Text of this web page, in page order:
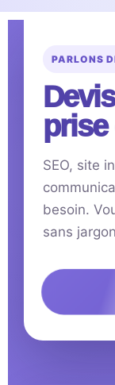
PARLONS
prise
SEO, site
besoin.
sans